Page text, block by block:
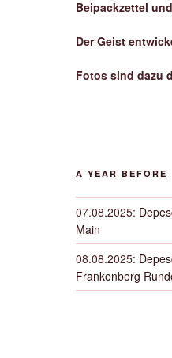
Beipackzettel
Der Geist
Fotos sind dazu
A YEAR BEFORE
07.08.2025:
Main
08.08.2025:
Frankenberg